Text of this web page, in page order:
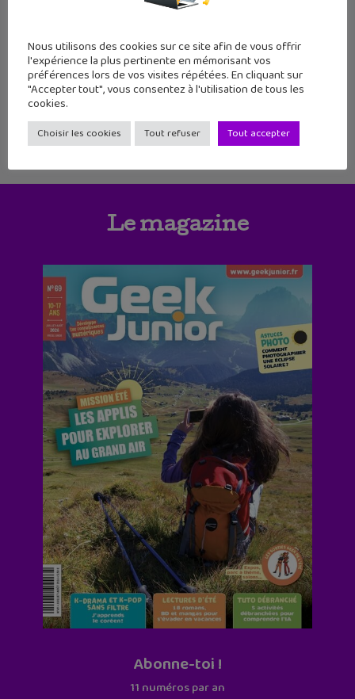
7 8 9 10 11 12
14 15 16 17
Le magazine
Abonne-toi !
11 numéros par an
Nous utilisons des cookies sur ce site afin de vous offrir
l'expérience la plus pertinente en mémorisant vos
préférences lors de vos visites répétées. En cliquant sur
"Accepter tout", vous consentez à l'utilisation de tous les
cookies.
Choisir les cookies Tout refuser Tout accepter